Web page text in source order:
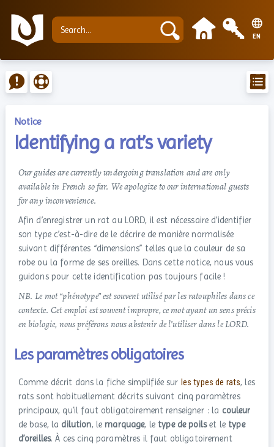
EN
Notice
Identifying a rat’s variety
Our guides are currently undergoing translation and are only
available in French so far. We apologize to our international guests
for any inconvenience.
Afin d’enregistrer un rat au LORD, il est nécessaire d’identifier
son type c’est-à-dire de le décrire de manière normalisée
suivant différentes “dimensions” telles que la couleur de sa
robe ou la forme de ses oreilles. Dans cette notice, nous vous
guidons pour cette identification pas toujours facile !
NB. Le mot “phénotype” est souvent utilisé par les ratouphiles dans ce
contexte. Cet emploi est souvent impropre, ce mot ayant un sens précis
en biologie, nous préférons nous abstenir de l’utiliser dans le LORD.
Les paramètres obligatoires
Comme décrit dans la fiche simplifiée sur les types de rats, les
rats sont habituellement décrits suivant cinq paramètres
principaux, qu’il faut obligatoirement renseigner : la couleur
de base, la dilution, lemarquage, le type de poilset le type
d’oreilles. À ces cinq paramètres il faut obligatoirement